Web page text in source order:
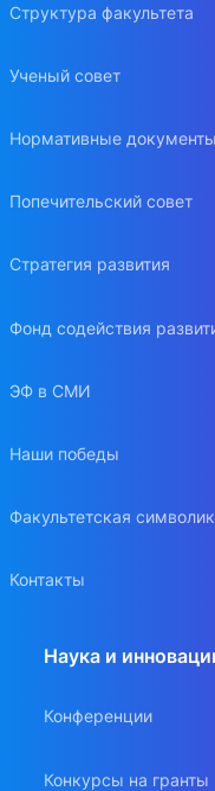
Структура факультета
Ученый совет
Нормативные документы
Попечительский совет
Стратегия развития
Фонд содействия
ЭФ в СМИ
Наши победы
Факультетская
Контакты
Наука и
Конференции
Конкурсы на